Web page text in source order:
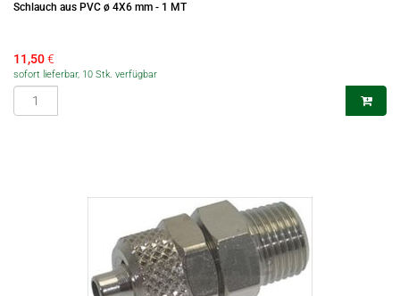
Schlauch aus PVC ø 4X6 mm - 1 MT
11,50€
sofort lieferbar, 10 Stk. verfügbar